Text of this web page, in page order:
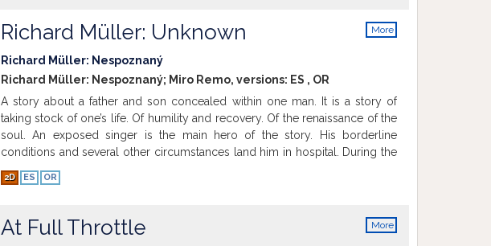
života. Zarazení sledujú, čo sa vonku zmenilo... Ale oni sa nezmenili. Budú
schopní začať odznovu a je to pre spoločnosť bezpečné? Koľko ešte
zvládne matka kriminálnika? Je súdny systém spravodlivý? Príbeh
recidivistov, točiacich sa v bludnom kruhu. Ocenenia: Film bol uvedený v
More
Richard Müller: Unknown
Richard Müller: Nespoznaný
Richard Müller: Nespoznaný; Miro Remo, versions: ES , OR
A story about a father and son concealed within one man. It is a story of
taking stock of one’s life. Of humility and recovery. Of the renaissance of the
soul. An exposed singer is the main hero of the story. His borderline
conditions and several other circumstances land him in hospital. During the
first days of his stay in hospital he has no idea whether (and if so, in what
condition) he will ever be able to return home. This threat leads him to look
source: http://www.aic.sk
2D ES OR
More
At Full Throttle